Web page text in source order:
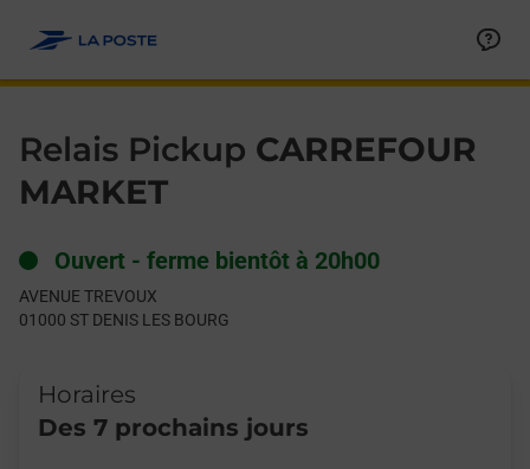
Relais Pickup CARREFOUR
MARKET
Ouvert - ferme bientôt à 20h00
AVENUE TREVOUX
01000 ST DENIS LES BOURG
Horaires
Des 7 prochains jours